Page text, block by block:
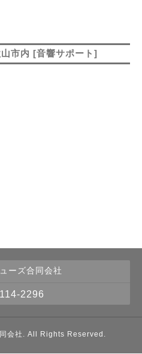
山市内 [音響サポート]
ーズ合同会社
2296
会社 . All Rights Reserved.